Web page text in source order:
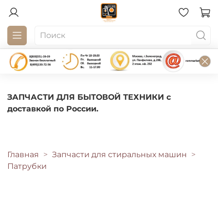
ЗАПЧАСТИ ДЛЯ БЫТОВОЙ ТЕХНИКИ с
доставкой по России.
Главная
Запчасти для стиральных машин
Патрубки